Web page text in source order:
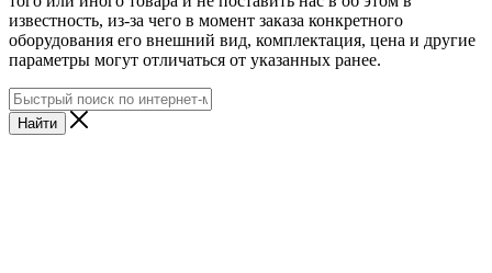
известность, из-за чего в момент заказа конкретного
оборудования его внешний вид, комплектация, цена и другие
параметры могут отличаться от указанных ранее.
Найти